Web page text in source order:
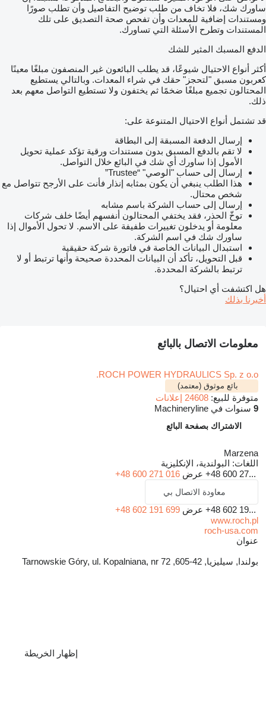
ساورك شك، فلا تخاف من طلب توضيح التفاصيل وأن تطلب صورًا
ومستندات إضافية للمعدات وأن تفحص صحة التصديق على تلك
المستندات وتطرح الأسئلة التي تساورك.
الدفع المسبك المثير للشك
أكثر أنواع الاحتيال شيوعًا، قد يطلب البائعون غير المنصفون مبلغًا معينًا
كعربون مسبق "لتحجز" حقك في شراء المعدات. وبالتالي يستطيع
المحتالون تجميع مبلغًا ضخمًا ثم يختفون ولا تستطيع التواصل معهم بعد
ذلك.
قد تشتمل أنواع الاحتيال المتنوعة على:
إرسال الدفعة المسبقة إلى البطاقة
لا تقم بالدفع المسبق بدون مستندات ورقية تؤكد عملية تحويل
الأمول إذا ساورك أي شك في البائع خلال التواصل.
إرسال إلى حساب "الوصي" “Trustee”
هذا الطلب ينبغي أن يكون بمثابه إنذار فأنت على الأرجح تتواصل مع
شخص محتال.
إرسال إلى حساب الشركة باسم مشابه
توخّ الحذر، فقد يختفي المحتالون أنفسهم أيضًا خلف شركات
معلومة أو يدخلون تغييرات طفيفة على الاسم. لا تحول الأموال إذا
ساورك شك في اسم الشركة.
استبدال البيانات الخاصة في فاتورة شركة حقيقية
قبل التحويل، تأكد أن البيانات المحددة صحيحة وأنها ترتبط أو لا
ترتبط بالشركة المحددة.
هل اكتشفت أي احتيال؟
أخبرنا بذلك
معلومات الاتصال بالبائع
ROCH POWER HYDRAULICS Sp. z o.o.
بائع موثوق (معتمد)
متوفرة للبيع: 24608 إعلانات
9 سنوات في Machineryline
الاشتراك بصفحة البائع
Marzena
اللغات: البولندية، الإنكليزية
+48 600 27... عرض +48 600 271 016
معاودة الاتصال بي
+48 602 19... عرض +48 602 191 699
www.roch.pl
roch-usa.com
عنوان
بولندا, سيليزيا, 42-605, Tarnowskie Góry, ul. Kopalniana, nr 72
إظهار الخريطة